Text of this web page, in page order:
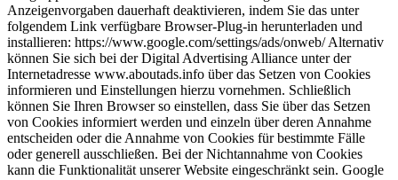
Anzeigenvorgaben dauerhaft deaktivieren, indem Sie das unter
folgendem Link verfügbare Browser-Plug-in herunterladen und
installieren: https://www.google.com/settings/ads/onweb/ Alternativ
können Sie sich bei der Digital Advertising Alliance unter der
Internetadresse www.aboutads.info über das Setzen von Cookies
informieren und Einstellungen hierzu vornehmen. Schließlich
können Sie Ihren Browser so einstellen, dass Sie über das Setzen
von Cookies informiert werden und einzeln über deren Annahme
entscheiden oder die Annahme von Cookies für bestimmte Fälle
oder generell ausschließen. Bei der Nichtannahme von Cookies
kann die Funktionalität unserer Website eingeschränkt sein. Google